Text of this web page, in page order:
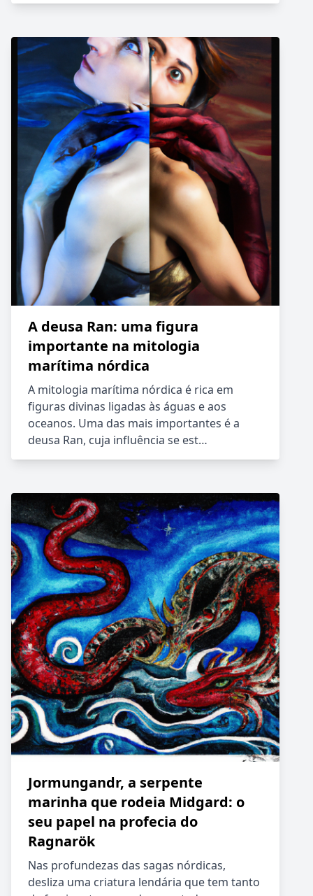
A deusa Ran: uma figura
importante na mitologia
marítima nórdica
A mitologia marítima nórdica é rica em
figuras divinas ligadas às águas e aos
oceanos. Uma das mais importantes é a
deusa Ran, cuja influência se est…
Jormungandr, a serpente
marinha que rodeia Midgard: o
seu papel na profecia do
Ragnarök
Nas profundezas das sagas nórdicas,
desliza uma criatura lendária que tem tanto